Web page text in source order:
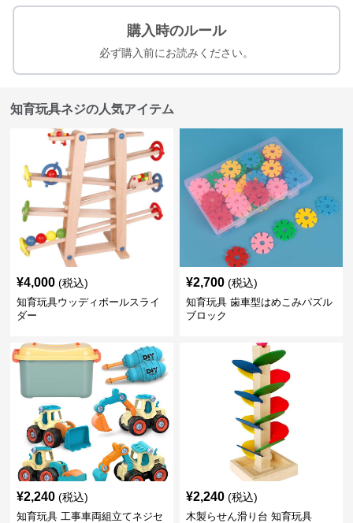
購入時のルール
必ず購入前にお読みください。
知育玩具ネジの人気アイテム
¥4,000 (税込)
知育玩具ウッディボールスライ
ダー
¥2,700 (税込)
知育玩具 歯車型はめこみパズル
ブロック
¥2,240 (税込)
知育玩具 工事車両組立てネジセ
¥2,240 (税込)
木製らせん滑り台 知育玩具